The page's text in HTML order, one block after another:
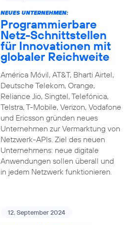
NEUES UNTERNEHMEN:
Programmierbare
Netz-Schnittstellen
für Innovationen mit
globaler Reichweite
América Móvil, AT&T, Bharti Airtel,
Deutsche Telekom, Orange,
Reliance Jio, Singtel, Telefónica,
Telstra, T-Mobile, Verizon, Vodafone
und Ericsson gründen neues
Unternehmen zur Vermarktung von
Netzwerk-APIs. Ziel des neuen
Unternehmens: neue digitale
Anwendungen sollen überall und
in jedem Netzwerk funktionieren.
12. September 2024